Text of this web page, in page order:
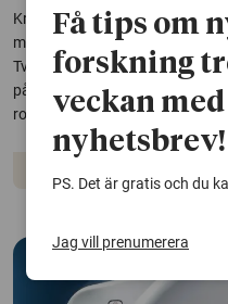
Kraftig och varaktig
minskad risk för cancer och
Två nya studier ger nu
på att kön, ämnesomsättning
roll.
Få tips om
forskning
veckan
nyhetsbrev!
PS. Det är gratis och du
Jag vill prenumerera